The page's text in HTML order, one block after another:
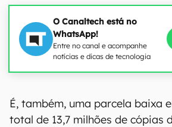
O Canaltech está no
WhatsApp!
Entre no canal e acompanhe
notícias e dicas de tecnologia
É, também, uma parcela baixa
total de 13,7 milhões de cópias